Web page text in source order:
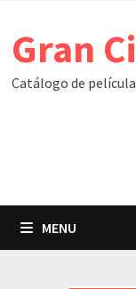
content
Gran
Catálogo de
MENU